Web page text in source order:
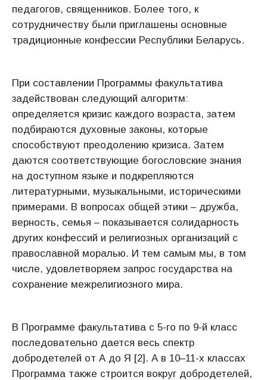
педагогов, священников. Более того, к
сотрудничеству были приглашены основные
традиционные конфессии Республики Беларусь.
При составлении Программы факультатива
задействован следующий алгоритм:
определяется кризис каждого возраста, затем
подбираются духовные законы, которые
способствуют преодолению кризиса. Затем
даются соответствующие богословские знания
на доступном языке и подкрепляются
литературными, музыкальными, историческими
примерами. В вопросах общей этики – дружба,
верность, семья – показывается солидарность
других конфессий и религиозных организаций с
православной моралью. И тем самым мы, в том
числе, удовлетворяем запрос государства на
сохранение межрелигиозного мира.
В Программе факультатива с 5-го по 9-й класс
последовательно дается весь спектр
добродетелей от А до Я [2]. А в 10–11-х классах
Программа также строится вокруг добродетелей,